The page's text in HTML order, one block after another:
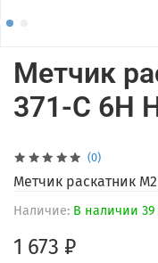
(0)
Наличие: В наличии 39
Метчик
371-C 6H
1 673 ₽
Метчик раскатник М2